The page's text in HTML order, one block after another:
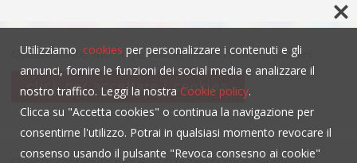
Questo contenuto non è visibile senza l'uso dei cookies.
click per accettare i cookies
Utilizziamo cookies per personalizzare i contenuti e gli
annunci, fornire le funzioni dei social media e analizzare il
nostro traffico. Leggi la nostra Cookie policy.
Clicca su "Accetta cookies" o continua la navigazione per
consentirne l'utilizzo. Potrai in qualsiasi momento revocare il
consenso usando il pulsante "Revoca consesno ai cookie"